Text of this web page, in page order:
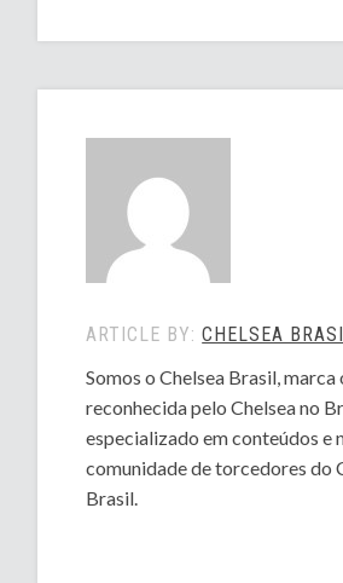
ARTICLE BY:CHELSEA
Somos o Chelsea Brasil,
reconhecida pelo Chelsea no
especializado em conteúdos e
comunidade de torcedores do
Brasil.